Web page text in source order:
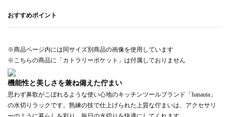
おすすめポイント
※商品ページ内には同サイズ別商品の画像を使用しています
※こちらの商品に「カトラリーポケット」は付属しておりません
機能性と美しさを兼ね備えた佇まい
思わず鼻歌がこぼれるような使い心地のキッチンツールブランド「hanauta」
の水切りラックです。熟練の技で仕上げられた上質な佇まいは、アクセサリ